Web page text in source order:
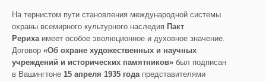
На тернистом пути становления международной системы
охраны всемирного культурного наследия Пакт
Рерихаимеет особое эволюционное и духовное значение.
Договор «Об охране художественных и научных
учреждений и исторических памятников» был подписан
в Вашингтоне 15 апреля 1935 годапредставителями